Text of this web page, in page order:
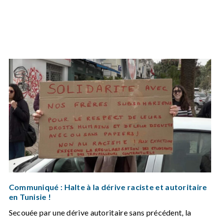
Communiqué : Halte à la dérive raciste et autoritaire
en Tunisie !
Secouée par une dérive autoritaire sans précédent, la